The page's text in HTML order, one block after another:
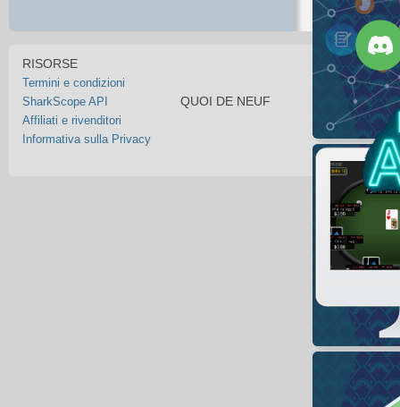
RISORSE
Termini e condizioni
SharkScope API
Affiliati e rivenditori
Informativa sulla Privacy
QUOI DE NEUF